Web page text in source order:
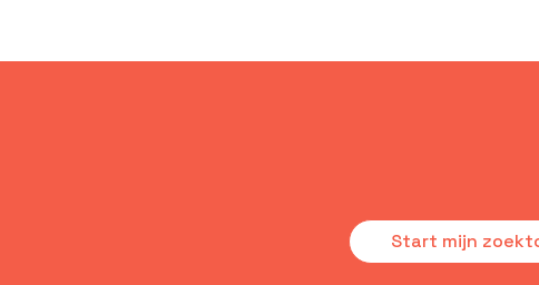
Start mijn